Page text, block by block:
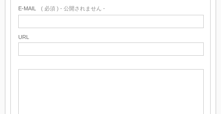
E-MAIL ( 必須 ) - 公開されません -
URL